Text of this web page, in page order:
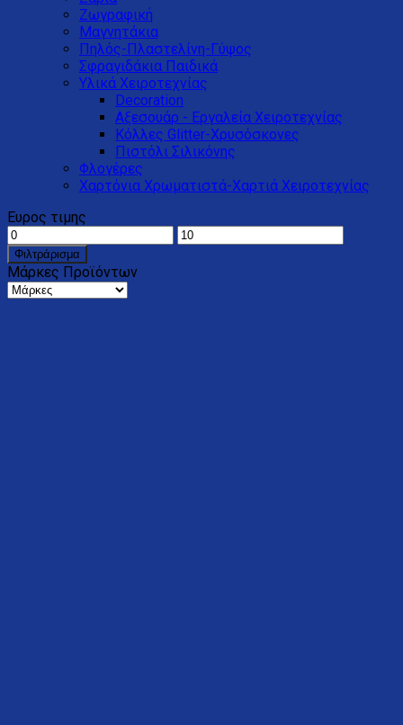
Ζωγραφική
Μαγνητάκια
Πηλός-Πλαστελίνη-Γύψος
Σφραγιδάκια Παιδικά
Υλικά Χειροτεχνίας
Decoration
Αξεσουάρ - Εργαλεία Χειροτεχνίας
Κόλλες Glitter-Xρυσόσκονες
Πιστόλι Σιλικόνης
Φλογέρες
Χαρτόνια Χρωματιστά-Χαρτιά Χειροτεχνίας
Ευρος τιμης
Φιλτράρισμα
Μάρκες Προϊόντων